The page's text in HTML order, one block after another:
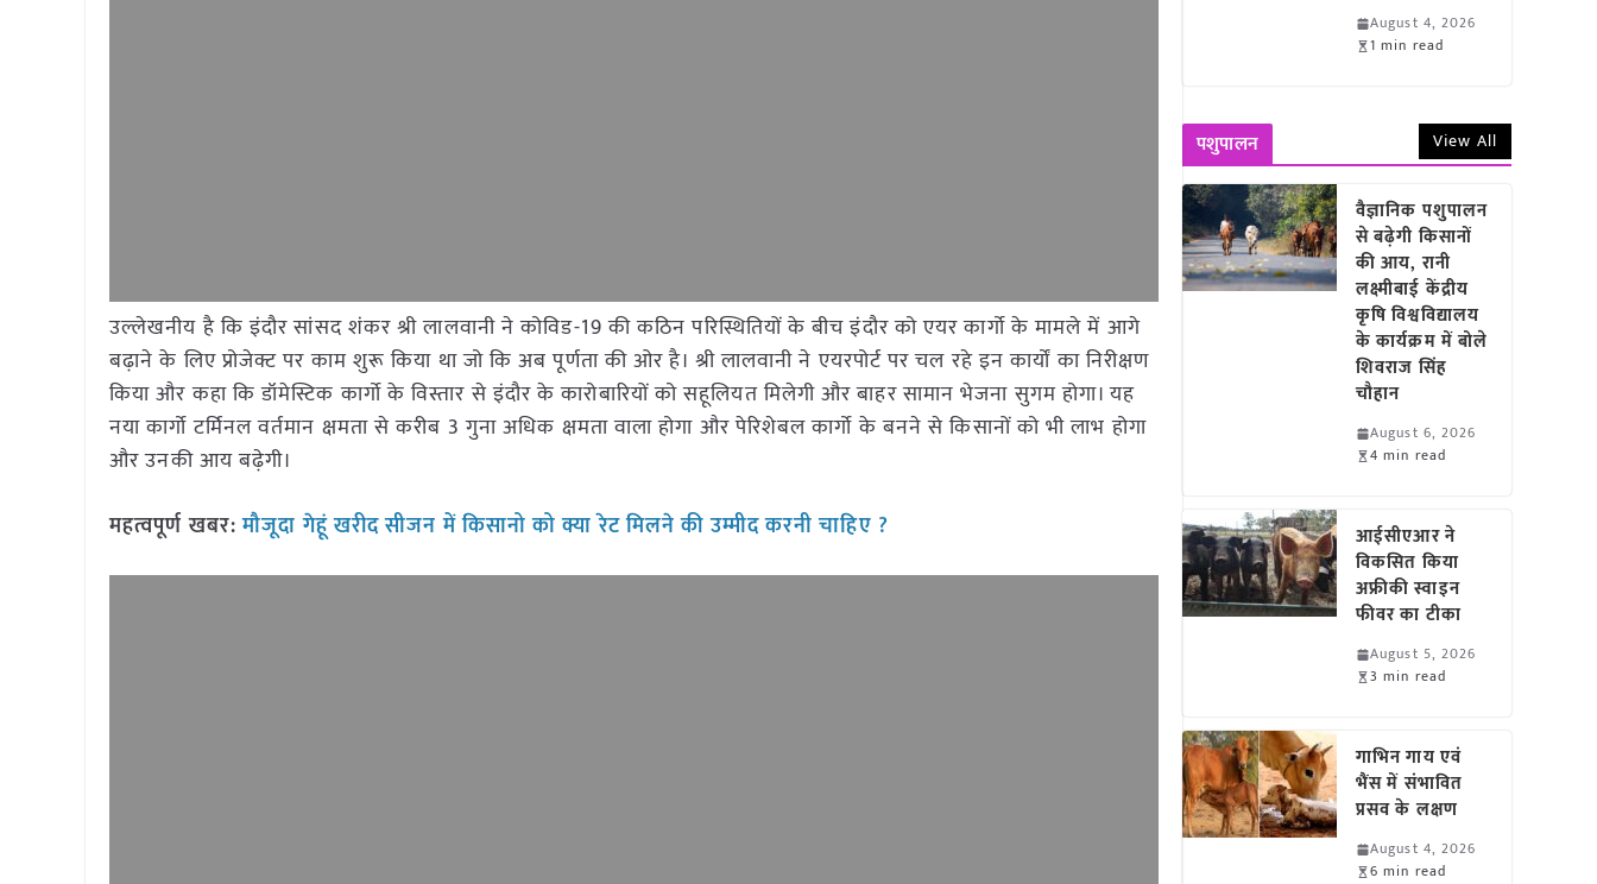
उल्लेखनीय है कि इंदौर सांसद शंकर श्री लालवानी ने कोविड-19 की कठिन परिस्थितियों के बीच इंदौर को एयर कार्गो के मामले में आगे
बढ़ाने के लिए प्रोजेक्ट पर काम शुरू किया था जो कि अब पूर्णता की ओर है। श्री लालवानी ने एयरपोर्ट पर चल रहे इन कार्यों का निरीक्षण
किया और कहा कि डॉमेस्टिक कार्गो के विस्तार से इंदौर के कारोबारियों को सहूलियत मिलेगी और बाहर सामान भेजना सुगम होगा। यह
नया कार्गो टर्मिनल वर्तमान क्षमता से करीब 3 गुना अधिक क्षमता वाला होगा और पेरिशेबल कार्गो के बनने से किसानों को भी लाभ होगा
और उनकी आय बढ़ेगी।
महत्वपूर्ण खबर: मौजूदा गेहूं खरीद सीजन में किसानो को क्या रेट मिलने की उम्मीद करनी चाहिए ?
August 4, 2026
1 min read
पशुपालन View All
वैज्ञानिक पशुपालन
से बढ़ेगी किसानों
की आय, रानी
लक्ष्मीबाई केंद्रीय
कृषि विश्वविद्यालय
के कार्यक्रम में बोले
शिवराज सिंह
चौहान
August 6, 2026
4 min read
आईसीएआर ने
विकसित किया
अफ्रीकी स्वाइन
फीवर का टीका
August 5, 2026
3 min read
गाभिन गाय एवं
भैंस में संभावित
प्रसव के लक्षण
August 4, 2026
6 min read